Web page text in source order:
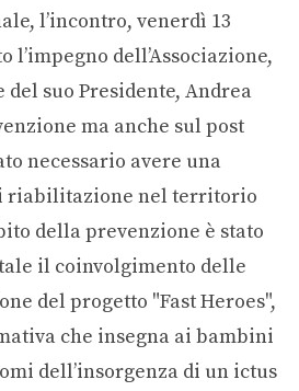
l’incontro, venerdì 13
l’impegno dell’Associazione,
suo Presidente, Andrea
ma anche sul post
necessario avere una
riabilitazione nel territorio
della prevenzione è stato
il coinvolgimento delle
del progetto "Fast Heroes",
che insegna ai bambini
dell’insorgenza di un ictus